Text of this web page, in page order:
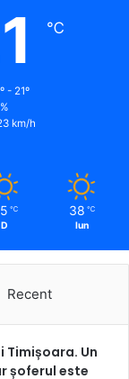
℃
- 21º
km/h
℃
D
38 ℃
lun
Recent
Timișoara. Un
șoferul este